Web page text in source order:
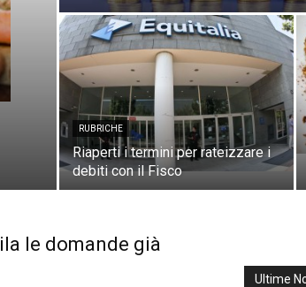
RUBRICHE
Riaperti i termini per rateizzare i
debiti con il Fisco
le domande già
Ultime